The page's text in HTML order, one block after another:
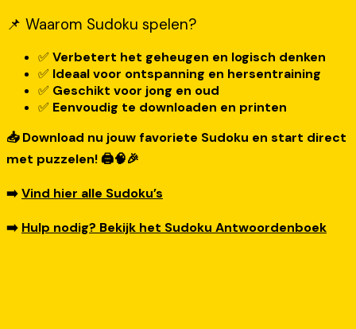
📌 Waarom Sudoku spelen?
✅ Verbetert het geheugen en logisch denken
✅ Ideaal voor ontspanning en hersentraining
✅ Geschikt voor jong en oud
✅ Eenvoudig te downloaden en printen
📥 Download nu jouw favoriete Sudoku en start direct
met puzzelen! 🖨️🧠🎉
➡️Vind hier alle Sudoku’s
➡️ Hulp nodig? Bekijk het Sudoku Antwoordenboek